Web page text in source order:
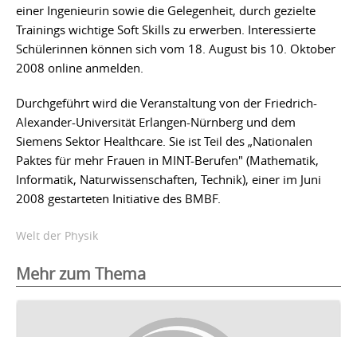
einer Ingenieurin sowie die Gelegenheit, durch gezielte
Trainings wichtige Soft Skills zu erwerben. Interessierte
Schülerinnen können sich vom 18. August bis 10. Oktober
2008 online anmelden.
Durchgeführt wird die Veranstaltung von der Friedrich-
Alexander-Universität Erlangen-Nürnberg und dem
Siemens Sektor Healthcare. Sie ist Teil des „Nationalen
Paktes für mehr Frauen in MINT-Berufen" (Mathematik,
Informatik, Naturwissenschaften, Technik), einer im Juni
2008 gestarteten Initiative des BMBF.
Welt der Physik
Mehr zum Thema